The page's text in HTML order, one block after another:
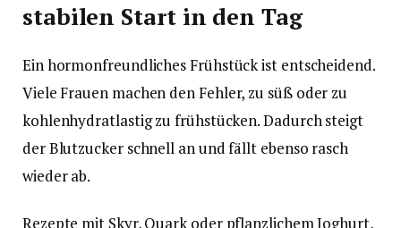
stabilen Start in den Tag
Ein hormonfreundliches Frühstück ist entscheidend.
Viele Frauen machen den Fehler, zu süß oder zu
kohlenhydratlastig zu frühstücken. Dadurch steigt
der Blutzucker schnell an und fällt ebenso rasch
wieder ab.
Rezepte mit Skyr, Quark oder pflanzlichem Joghurt,